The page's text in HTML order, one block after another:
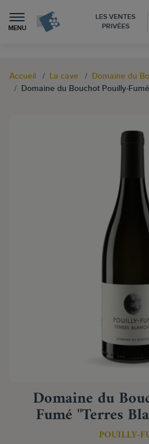
MENU
LES VENTES
PRIVÉES
Accueil La cave
Domaine du
Domaine du Bouchot Pouilly-
Domaine du
Fumé "Terres
POUILLY-